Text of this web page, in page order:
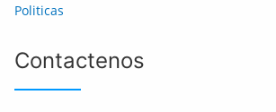
Politicas
Contactenos